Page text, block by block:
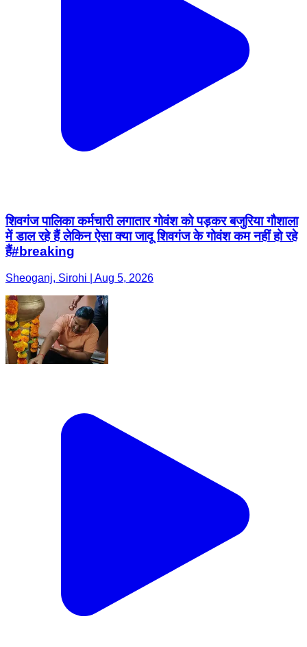
शिवगंज पालिका कर्मचारी लगातार गोवंश को पड़कर बजुरिया गौशाला
में डाल रहे हैं लेकिन ऐसा क्या जादू शिवगंज के गोवंश कम नहीं हो रहे
हैं#breaking
Sheoganj, Sirohi | Aug 5, 2026